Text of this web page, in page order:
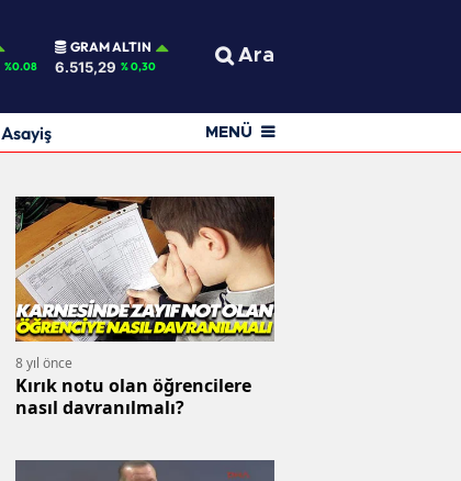
%0.08
GRAM ALTIN
6.515,29 % 0,30 Ara
Asayiş MENÜ
8 yıl önce
Kırık notu olan öğrencilere
nasıl davranılmalı?